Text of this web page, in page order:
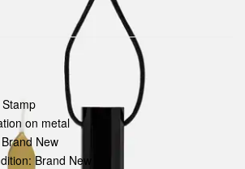
on metal
New
Brand New